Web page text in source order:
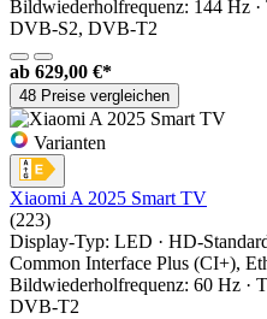
Bildwiederholfrequenz: 144 Hz
DVB-S2, DVB-T2
ab 629,00 €*
48 Preise vergleichen
Varianten
Xiaomi A 2025 Smart TV
(223)
Display-Typ: LED · HD-
Common Interface Plus (CI+),
Bildwiederholfrequenz: 60 Hz ·
DVB-T2